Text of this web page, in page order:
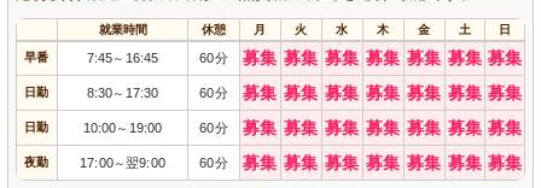
就業時間 休憩 月 火 水 木 金 土 日
早番 7:45～ 16:45 60分 募集 募集 募集 募集 募集 募集 募集
日勤 8:30～ 17:30 60分 募集 募集 募集 募集 募集 募集 募集
日勤 10:00～ 19:00 60分 募集 募集 募集 募集 募集 募集 募集
夜勤 17:00～翌9:00 60分 募集 募集 募集 募集 募集 募集 募集